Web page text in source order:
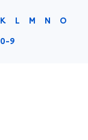
K L M N
O
0-9